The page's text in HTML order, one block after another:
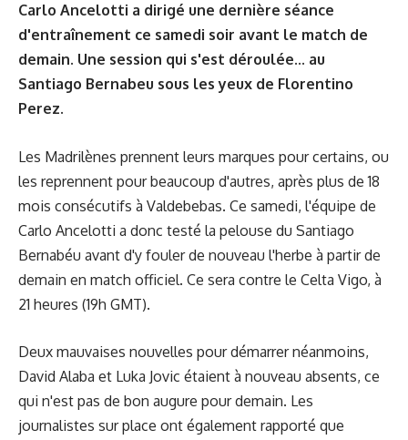
Carlo Ancelotti a dirigé une dernière séance
d'entraînement ce samedi soir avant le match de
demain. Une session qui s'est déroulée... au
Santiago Bernabeu sous les yeux de Florentino
Perez.
Les Madrilènes prennent leurs marques pour certains, ou
les reprennent pour beaucoup d'autres, après plus de 18
mois consécutifs à Valdebebas. Ce samedi, l'équipe de
Carlo Ancelotti a donc testé la pelouse du Santiago
Bernabéu avant d'y fouler de nouveau l'herbe à partir de
demain en match officiel. Ce sera contre le Celta Vigo, à
21 heures (19h GMT).
Deux mauvaises nouvelles pour démarrer néanmoins,
David Alaba et Luka Jovic étaient à nouveau absents, ce
qui n'est pas de bon augure pour demain. Les
journalistes sur place ont également rapporté que